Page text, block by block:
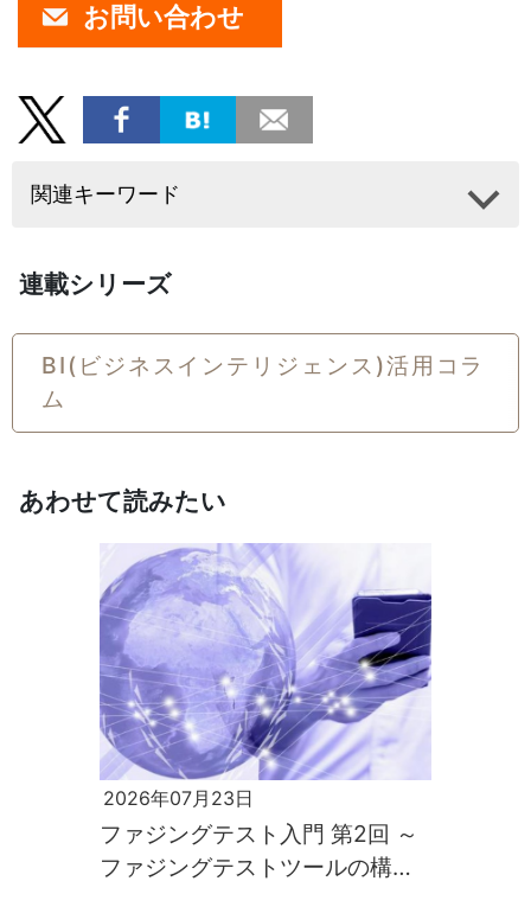
お問い合わせ
関連キーワード
連載シリーズ
BI(ビジネスインテリジェンス)活用コラ
ム
あわせて読みたい
2026年07月23日
ファジングテスト入門 第2回 ～
ファジングテストツールの構築